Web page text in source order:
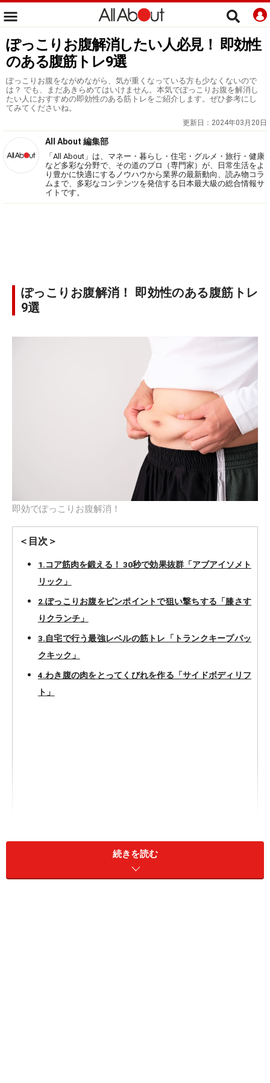
ぽっこりお腹解消したい人必見！ 即効性
のある腹筋トレ9選
ぽっこりお腹をながめながら、気が重くなっている方も少なくないので
は？ でも、まだあきらめてはいけません。本気でぽっこりお腹を解消し
たい人におすすめの即効性のある筋トレをご紹介します。ぜひ参考にし
てみてくださいね。
更新日： 2024年03月20日
All About 編集部
「All About」は、マネー・暮らし・住宅・グルメ・旅行・健康
など多彩な分野で、その道のプロ（専門家）が、日常生活をよ
り豊かに快適にするノウハウから業界の最新動向、読み物コラ
ムまで、多彩なコンテンツを発信する日本最大級の総合情報サ
イトです。
ぽっこりお腹解消！ 即効性のある腹筋トレ
9選
即効でぽっこりお腹解消！
＜目次＞
1.コア筋肉を鍛える！ 30秒で効果抜群「アブアイソメト
リック」
2.ぽっこりお腹をピンポイントで狙い撃ちする「膝さす
りクランチ」
3.自宅で行う最強レベルの筋トレ「トランクキープバッ
クキック」
4.わき腹の肉をとってくびれを作る「サイドボディリフ
ト」
5.1日5分で効果抜群！ 高負荷の「タッチトゥフット」
続きを読む